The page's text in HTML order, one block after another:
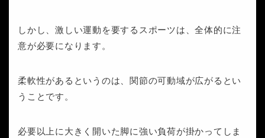
しかし、激しい運動を要するスポーツは、全体的に注
意が必要になります。
柔軟性があるというのは、関節の可動域が広がるとい
うことです。
必要以上に大きく開いた脚に強い負荷が掛かってしま